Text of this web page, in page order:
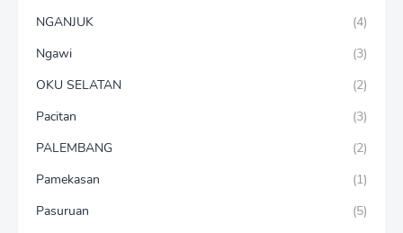
NGANJUK
(4)
Ngawi
(3)
OKU SELATAN
(2)
Pacitan
(3)
PALEMBANG
(2)
Pamekasan
(1)
Pasuruan
(5)